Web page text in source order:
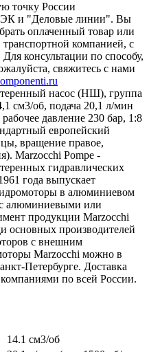
точку России
и "Деловые линии". Вы
оплаченный товар или
транспортной компанией, с
консультации по способу,
свяжитесь с нами
насос (НШ), группа
см3/об, подача 20,1 л/мин
давление 230 бар, 1:8
европейский
вращение правое,
Marzocchi Pompe -
гидравлических
года выпускает
в алюминиевом
алюминиевыми или
продукции Marzocchi
основных производителей
с внешним
Marzocchi можно в
Петербурге. Доставка
по всей России.
14.1 см3/об